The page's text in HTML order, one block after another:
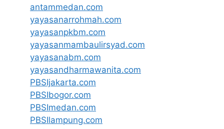
antammedan.com
yayasanarrohmah.com
yayasanpkbm.com
yayasanmambaulirsyad.com
yayasanabm.com
yayasandharmawanita.com
PBSIjakarta.com
PBSIbogor.com
PBSImedan.com
PBSIlampung.com